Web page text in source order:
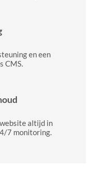
en een
CMS.
altijd in
7 monitoring.